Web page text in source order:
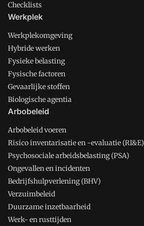
Checklists
Werkplek
Werkplekomgeving
Hybride werken
Fysieke belasting
Fysische factoren
Gevaarlijke stoffen
Biologische agentia
Arbobeleid
Arbobeleid voeren
Risico inventarisatie en -evaluatie (RI&E)
Psychosociale arbeidsbelasting (PSA)
Ongevallen en incidenten
Bedrijfshulpverlening (BHV)
Verzuimbeleid
Duurzame inzetbaarheid
Werk- en rusttijden